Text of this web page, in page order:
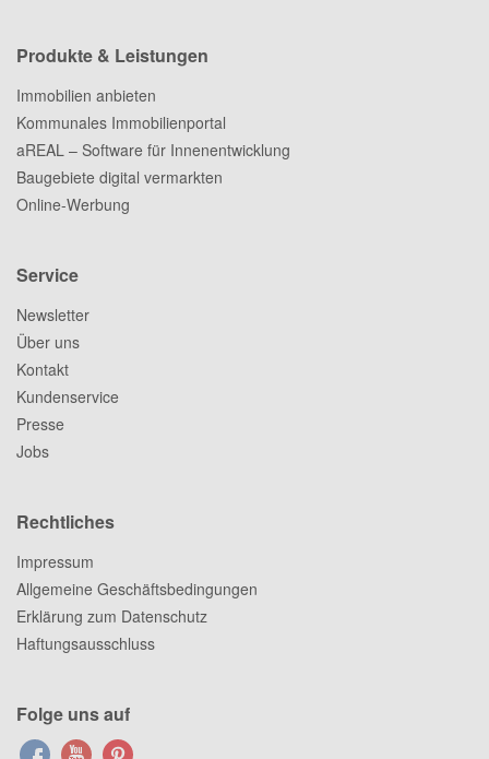
Produkte & Leistungen
Immobilien anbieten
Kommunales Immobilienportal
aREAL – Software für Innenentwicklung
Baugebiete digital vermarkten
Online-Werbung
Service
Newsletter
Über uns
Kontakt
Kundenservice
Presse
Jobs
Rechtliches
Impressum
Allgemeine Geschäftsbedingungen
Erklärung zum Datenschutz
Haftungsausschluss
Folge uns auf